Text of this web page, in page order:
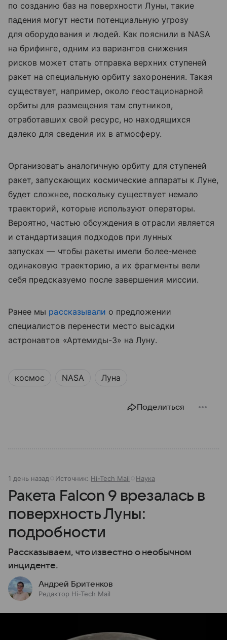
по созданию баз на поверхности Луны, такие
падения могут нести потенциальную угрозу
для оборудования и людей. Как пояснили в NASA
на брифинге, одним из вариантов снижения
рисков может стать отправка верхних ступеней
ракет на специальную орбиту захоронения. Такая
существует, например, около геостационарной
орбиты для размещения там спутников,
отработавших свой ресурс, но находящихся
далеко для сведения их в атмосферу.
Организовать аналогичную орбиту для ступеней
ракет, запускающих космические аппараты к Луне,
будет сложнее, поскольку существует немало
траекторий, которые используют операторы.
Вероятно, частью обсуждения в отрасли является
и стандартизация подходов при лунных
запусках — чтобы ракеты имели более-менее
одинаковую траекторию, а их фрагменты вели
себя предсказуемо после завершения миссии.
Ранее мы рассказывали о предложении
специалистов перенести место высадки
астронавтов «Артемиды-3» на Луну.
космос NASA Луна
Поделиться
1 день назад Источник: Hi-Tech Mail Наука
Ракета Falcon 9 врезалась в
поверхность Луны:
подробности
Рассказываем, что известно о необычном
инциденте.
Андрей Бритенков
Редактор Hi-Tech Mail